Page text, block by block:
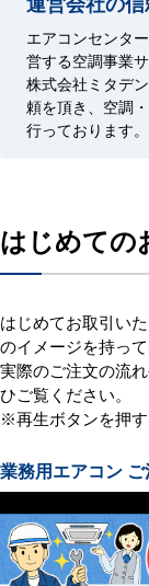
エアコンセンタ
営する空調事業サ
株式会社ミタデ
頼を頂き、空調
行っております。
はじめての
はじめてお取引い
のイメージを持っ
実際のご注文の流
ひご覧ください。
※再生ボタンを押す
業務用エアコン